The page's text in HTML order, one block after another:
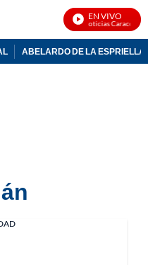
EN VIVO
Noticias Caracol En
ABELARDO DE LA ESPRIELLA